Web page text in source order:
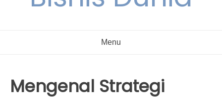
Menu
Mengenal Strategi